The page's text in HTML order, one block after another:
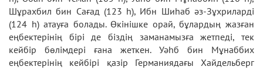
Шұрахбил бин Сағад (123 һ), Ибн Шиһаб әз-Зұхриларді
(124 һ) атауға болады. Өкінішке орай, бұлардың жазған
еңбектерінің бірі де біздің заманамызға жетпеді, тек
кейбір бөлімдері ғана жеткен. Уәһб бин Мұнаббих
еңбектерінің кейбірі қазір Германиядағы Хайдельберг